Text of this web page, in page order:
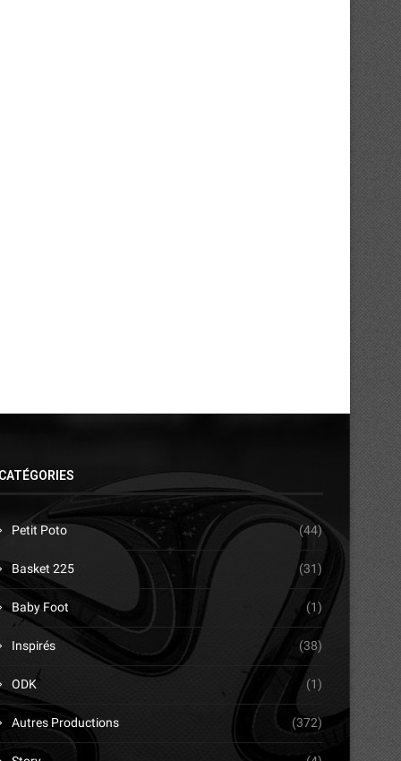
CATÉGORIES
Petit Poto (44)
Basket 225 (31)
Baby Foot (1)
Inspirés (38)
ODK (1)
Autres Productions (372)